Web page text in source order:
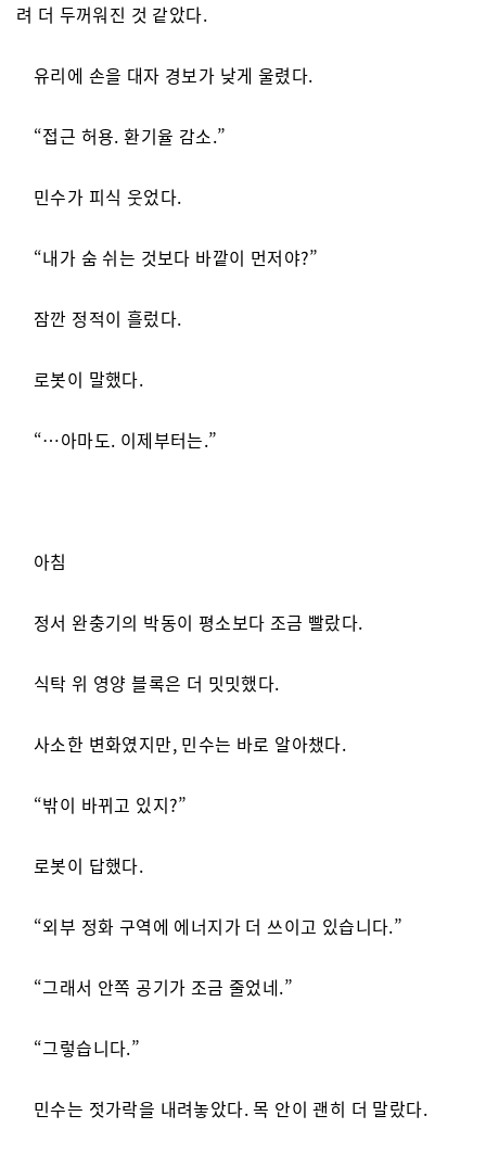
려 더 두꺼워진 것 같았다.
유리에 손을 대자 경보가 낮게 울렸다.
“접근 허용. 환기율 감소.”
민수가 피식 웃었다.
“내가 숨 쉬는 것보다 바깥이 먼저야?”
잠깐 정적이 흘렀다.
로봇이 말했다.
“…아마도. 이제부터는.”
아침
정서 완충기의 박동이 평소보다 조금 빨랐다.
식탁 위 영양 블록은 더 밋밋했다.
사소한 변화였지만, 민수는 바로 알아챘다.
“밖이 바뀌고 있지?”
로봇이 답했다.
“외부 정화 구역에 에너지가 더 쓰이고 있습니다.”
“그래서 안쪽 공기가 조금 줄었네.”
“그렇습니다.”
민수는 젓가락을 내려놓았다. 목 안이 괜히 더 말랐다.